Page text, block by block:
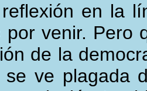
en la
por venir. Pero
de la
ve plagada